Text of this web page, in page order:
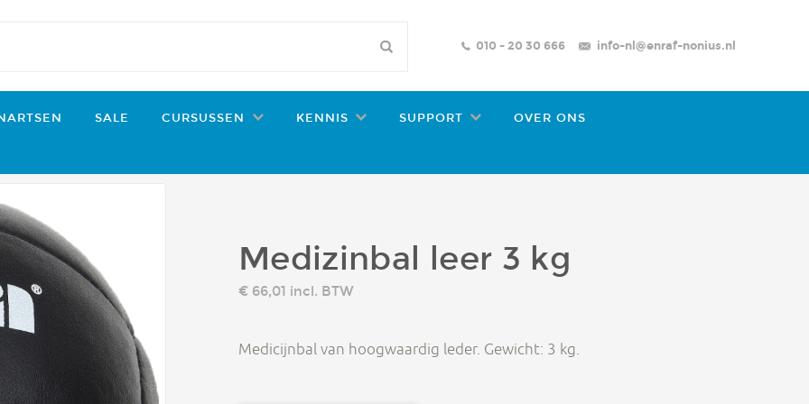
010 - 20 30 666 info-nl@enraf-nonius.nl
SALE CURSUSSEN KENNIS SUPPORT OVER ONS
op.
Medizinbal leer 3 kg
€ 66,01 incl. BTW
Medicijnbal van hoogwaardig leder. Gewicht: 3 kg.